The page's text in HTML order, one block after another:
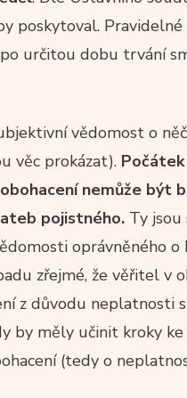
poskytoval.
určitou dobu trvání
vědomost o
věc prokázat).
nemůže být
pojistného. Ty
oprávněného o
zřejmé, že věřitel v
z důvodu neplatnosti
by měly učinit kroky
(tedy o